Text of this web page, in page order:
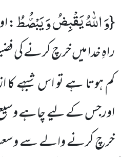
{وَ اللّٰهُ یَقْبِضُ وَ یَبْصُۜطُ:
راہِ خدا میں خرچ کرنے کی
کم ہوتا ہے تو اس شبہے کا
اورجس کے لیے چاہے وسیع
خرچ کرنے والے سے